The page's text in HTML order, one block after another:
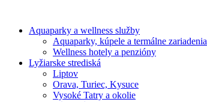
Aquaparky a wellness služby
Aquaparky, kúpele a termálne zariadenia
Wellness hotely a penzióny
Lyžiarske strediská
Liptov
Orava, Turiec, Kysuce
Vysoké Tatry a okolie